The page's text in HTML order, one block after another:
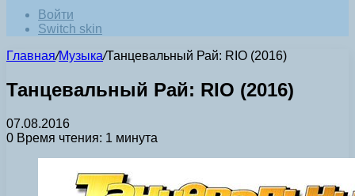
Войти
Switch skin
Главная/Музыка/Танцевальный Рай: RIO (2016)
Танцевальный Рай: RIO (2016)
07.08.2016
0 Время чтения: 1 минута